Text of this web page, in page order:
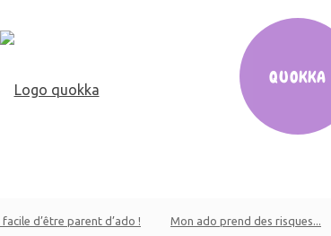
QUOKKA
facile d’être parent d’ado ! Mon ado prend des risques...